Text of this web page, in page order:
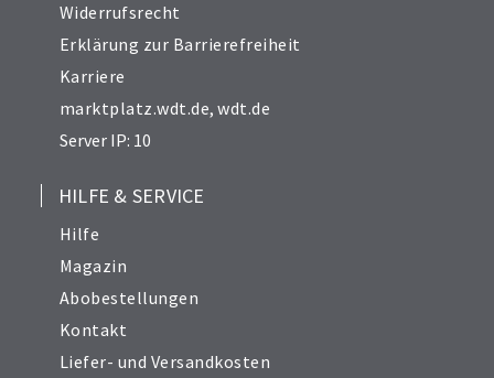
Widerrufsrecht
Erklärung zur Barrierefreiheit
Karriere
marktplatz.wdt.de,wdt.de
Server IP: 10
HILFE & SERVICE
Hilfe
Magazin
Abobestellungen
Kontakt
Liefer- und Versandkosten